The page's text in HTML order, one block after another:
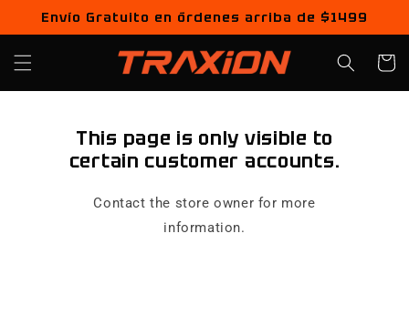
directamente
al contenido
Envío Gratuito en órdenes arriba de $1499
Carrito
This page is only visible to
certain customer accounts.
Contact the store owner for more
information.